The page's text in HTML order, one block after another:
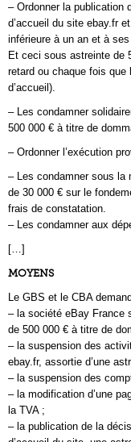
– Ordonner la publication
d’accueil du site ebay.fr
inférieure à un an et à
Et ceci sous astreinte de
retard ou chaque fois que
d’accueil).
– Les condamner
500 000 € à titre de
– Ordonner l’exécution
– Les condamner sous la
de 30 000 € sur le
frais de constatation.
– Les condamner aux
[…]
MOYENS
Le GBS et le CBA
– la société eBay France
de 500 000 € à titre de
– la suspension des
ebay.fr, assortie d’une
– la suspension des
– la modification d’une
la TVA ;
– la publication de la